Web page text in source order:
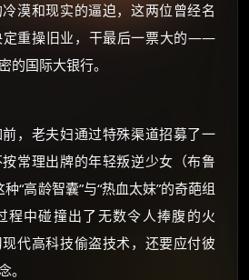
漠和现实的逼迫，这两位曾经名
定重操旧业，干最后一票大的——
的国际大银行。
，老夫妇通过特殊渠道招募了一
常理出牌的年轻叛逆少女（布鲁
“高龄智囊”与“热血太妹”的奇葩组
程中碰撞出了无数令人捧腹的火
代高科技偷盗技术，还要应付彼
。
☕
个月送14天 最低75元！
宝现金红包、外卖红包、